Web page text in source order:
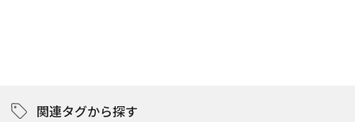
関連タグから探す